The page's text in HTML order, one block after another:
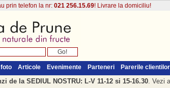
prin telefon la nr: 021 256.15.69! Livrare la domiciliu!
Articole Evenimente Parteneri Parerile clientilor
de la SEDIUL NOSTRU: L-V 11-12 si 15-16.30. Vezi